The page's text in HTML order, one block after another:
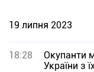
19 липня 2023
18:28
Окупанти
України з